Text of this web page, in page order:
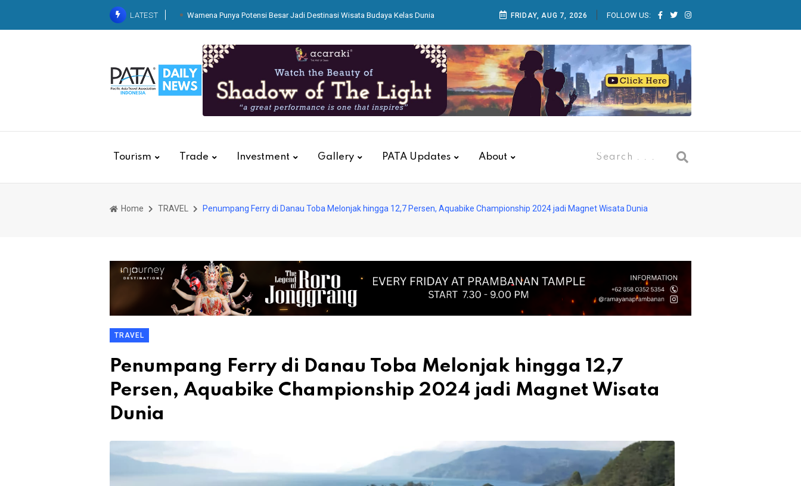
LATEST Wamena Punya Potensi Besar Jadi Destinasi Wisata Budaya Kelas Dunia
Dari Balik Dapur Pegawai Bagian Produksi Bekerja Menyiapkan Sajian di
Kereta
Belajar Aksara Nusantara di Acaraki
Tingkatkan Standarisasi Kualitas Pelayanan, KAI Services Gelar Training
Basic Hospitality untuk Petugas Luxury Lounge
FRIDAY, AUG 7, 2026 FOLLOW US:
Tourism Trade Investment Gallery PATA Updates About
Home TRAVEL Penumpang Ferry di Danau Toba Melonjak hingga 12,7 Persen, Aquabike Championship 2024 jadi Magnet Wisata Dunia
TRAVEL
Penumpang Ferry di Danau Toba Melonjak hingga 12,7
Persen, Aquabike Championship 2024 jadi Magnet Wisata
Dunia